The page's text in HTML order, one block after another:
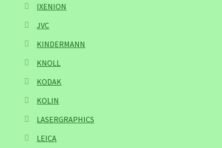
IXENION
JVC
KINDERMANN
KNOLL
KODAK
KOLIN
LASERGRAPHICS
LEICA